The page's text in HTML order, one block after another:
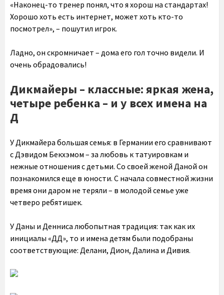
«Наконец-то тренер понял, что я хорош на стандартах!
Хорошо хоть есть интернет, может хоть кто-то
посмотрел», – пошутил игрок.
Ладно, он скромничает – дома его гол точно видели. И
очень обрадовались!
Дикмайеры – классные: яркая жена,
четыре ребенка – и у всех имена на
Д
У Дикмайера большая семья: в Германии его сравнивают
с Дэвидом Бекхэмом – за любовь к татуировкам и
нежные отношения с детьми. Со своей женой Даной он
познакомился еще в юности. С начала совместной жизни
время они даром не теряли – в молодой семье уже
четверо ребятишек.
У Даны и Денниса любопытная традиция: так как их
инициалы «ДД», то и имена детям были подобраны
соответствующие: Делани, Дион, Далина и Дивия.